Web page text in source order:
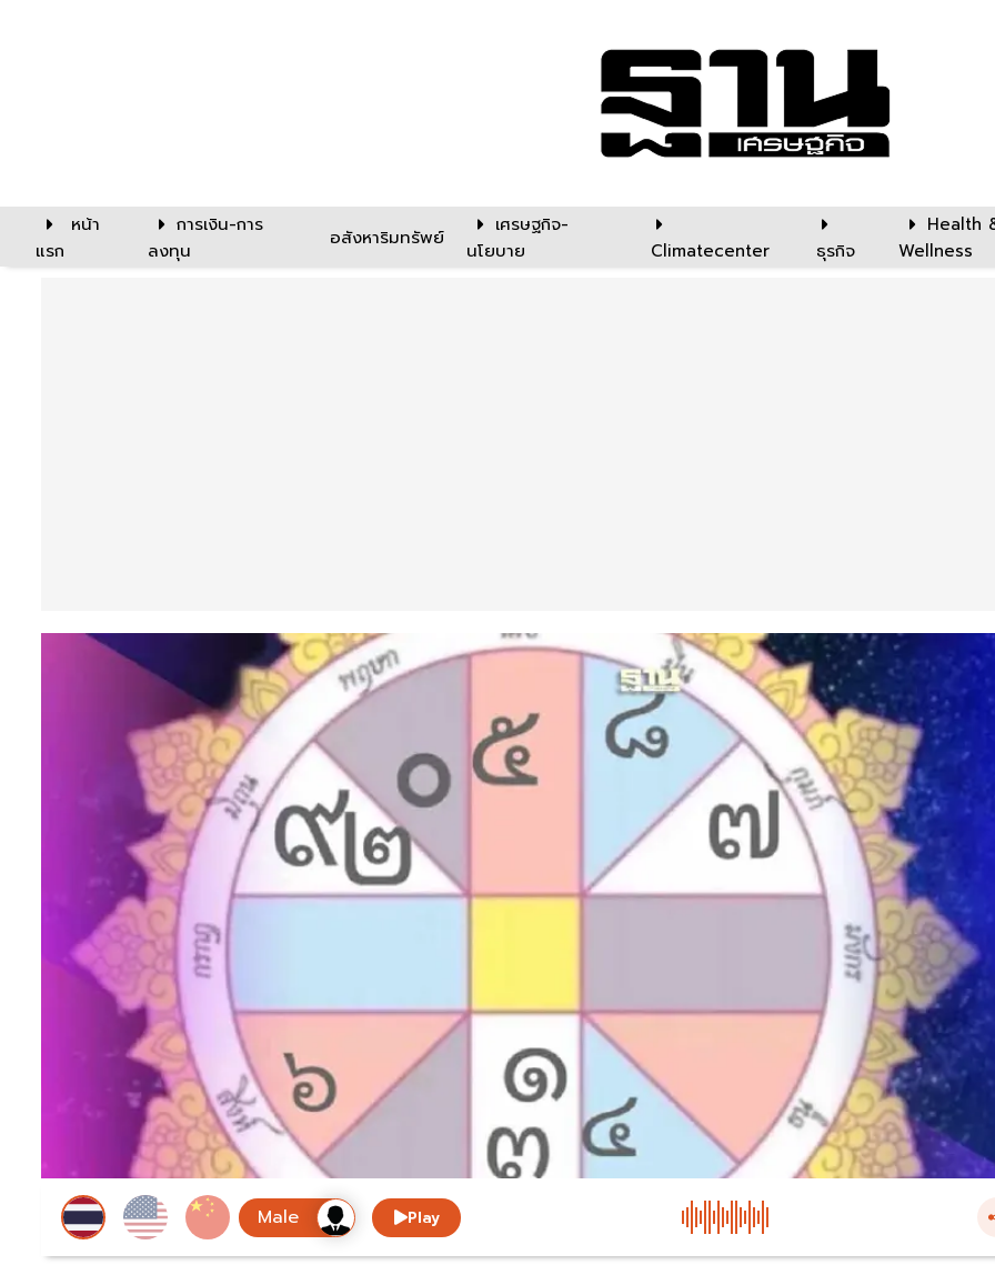
หน้า
แรก
การเงิน-การ
ลงทุน
อสังหาริมทรัพย์
เศรษฐกิจ-
นโยบาย
Climatecenter ธุรกิจ
Health
Wellness
Play